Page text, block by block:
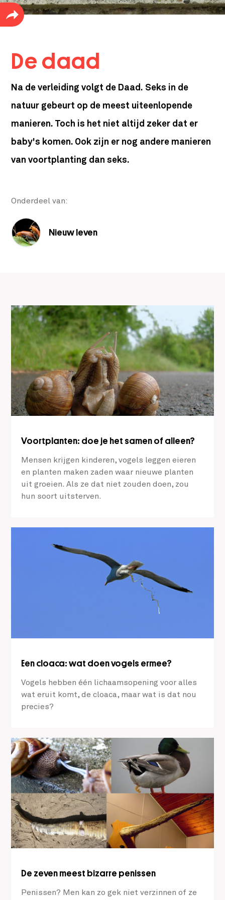
De daad
Na de verleiding volgt de Daad. Seks in de
natuur gebeurt op de meest uiteenlopende
manieren. Toch is het niet altijd zeker dat er
baby's komen. Ook zijn er nog andere manieren
van voortplanting dan seks.
Onderdeel van:
Nieuw leven
Voortplanten: doe je het samen of alleen?
Mensen krijgen kinderen, vogels leggen eieren
en planten maken zaden waar nieuwe planten
uit groeien. Als ze dat niet zouden doen, zou
hun soort uitsterven.
Een cloaca: wat doen vogels ermee?
Vogels hebben één lichaamsopening voor alles
wat eruit komt, de cloaca, maar wat is dat nou
precies?
De zeven meest bizarre penissen
Penissen? Men kan zo gek niet verzinnen of ze